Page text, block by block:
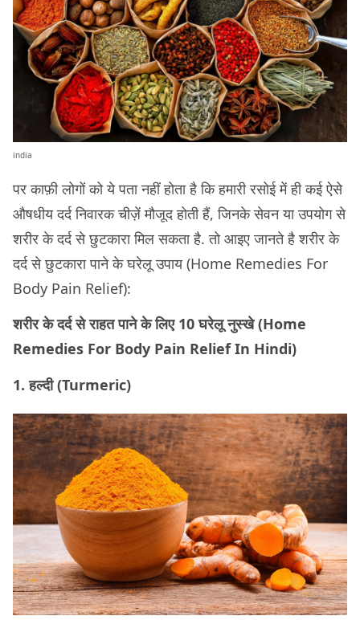
india
पर काफ़ी लोगों को ये पता नहीं होता है कि हमारी रसोई में ही कई ऐसे
औषधीय दर्द निवारक चीज़ें मौजूद होती हैं, जिनके सेवन या उपयोग से
शरीर के दर्द से छुटकारा मिल सकता है. तो आइए जानते है शरीर के
दर्द से छुटकारा पाने के घरेलू उपाय (Home Remedies For
Body Pain Relief):
शरीर के दर्द से राहत पाने के लिए 10 घरेलू नुस्खे (Home
Remedies For Body Pain Relief In Hindi)
1. हल्दी (Turmeric)